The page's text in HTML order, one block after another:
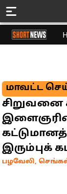
மாவட்ட
சிறுவனை
இளைஞரின்
இரும்புக்
பழவேலி,